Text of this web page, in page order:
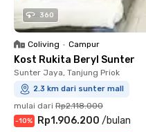
360
Coliving • Campur
Kost Rukita Beryl Sunter
Sunter Jaya, Tanjung Priok
2.3 km dari sunter mall
mulai dari Rp2.118.000
-10% Rp1.906.200 /bulan